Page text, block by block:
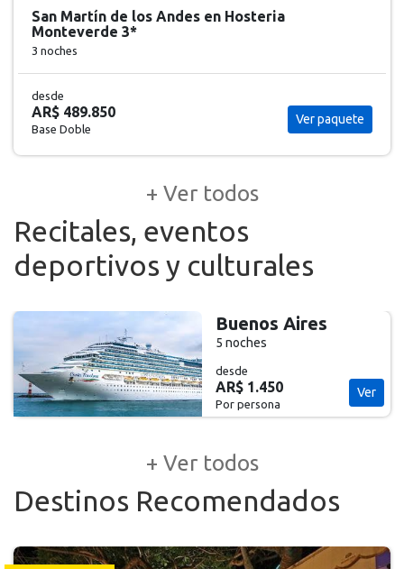
San Martín de los Andes en Hosteria
Monteverde 3*
3 noches
desde
AR$ 489.850
Base Doble
Ver paquete
+ Ver todos
Recitales, eventos
deportivos y culturales
Buenos Aires
5 noches
desde
AR$ 1.450
Por persona
Ver
+ Ver todos
Destinos Recomendados